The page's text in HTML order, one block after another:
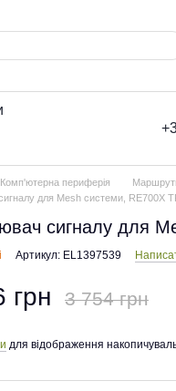
Комп'ютерна периферія
для Mesh системи, RE700X
сигналу для
Артикул: EL1397539
грн 3 754 грн
для відображення